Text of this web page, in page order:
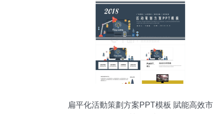
扁平化活動策劃方案PPT模板 賦能高效市